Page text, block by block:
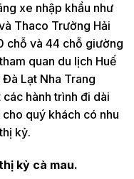
xe nhập khẩu như
Thaco Trường Hải
chỗ và 44 chỗ giường
quan du lịch Huế
Lạt Nha Trang
hành trình đi dài
quý khách có nhu
kỷ.
kỷ cà mau.